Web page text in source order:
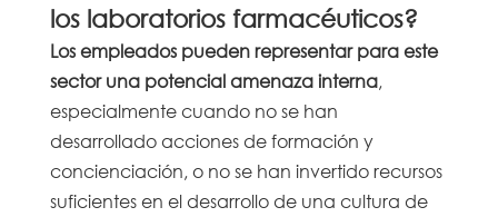
los laboratorios farmacéuticos?
Los empleados pueden representar para este
sector una potencial amenaza interna,
especialmente cuando no se han
desarrollado acciones de formación y
concienciación, o no se han invertido recursos
suficientes en el desarrollo de una cultura de